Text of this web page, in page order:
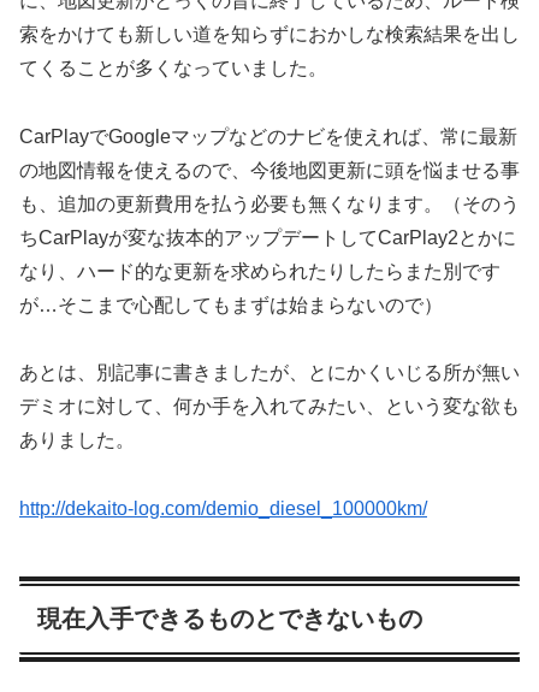
索をかけても新しい道を知らずにおかしな検索結果を出し
てくることが多くなっていました。
CarPlayでGoogleマップなどのナビを使えれば、常に最新
の地図情報を使えるので、今後地図更新に頭を悩ませる事
も、追加の更新費用を払う必要も無くなります。（そのう
ちCarPlayが変な抜本的アップデートしてCarPlay2とかに
なり、ハード的な更新を求められたりしたらまた別です
が…そこまで心配してもまずは始まらないので）
あとは、別記事に書きましたが、とにかくいじる所が無い
デミオに対して、何か手を入れてみたい、という変な欲も
ありました。
http://dekaito-log.com/demio_diesel_100000km/
現在入手できるものとできないもの